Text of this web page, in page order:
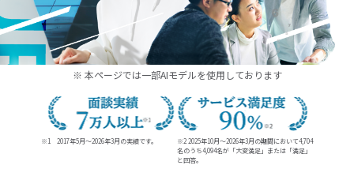
※ 本ページでは一部AIモデルを使用しております
※1 2017年5月～2026年3月の実績です。
※2 2025年10月～2026年3月の期間において4,704
名のうち4,094名が「大変満足」または「満足」
と回答。